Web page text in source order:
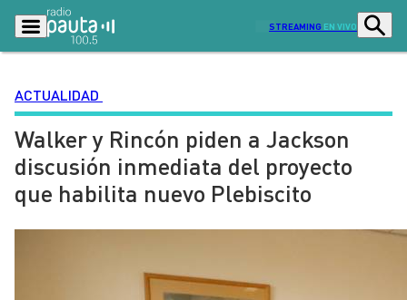
STREAMING EN VIVO
Podcasts Programas
Lo Último Actualidad
Ciudad
Sostenibilidad
ACTUALIDAD
Walker y Rincón piden a Jackson
discusión inmediata del proyecto
que habilita nuevo Plebiscito